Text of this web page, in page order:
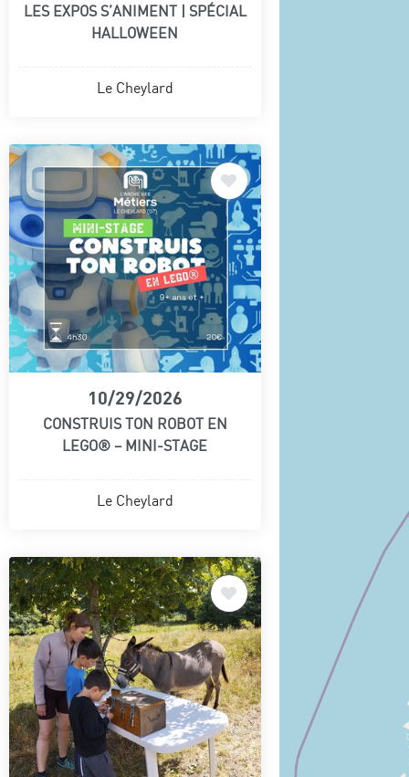
LES EXPOS S’ANIMENT | SPÉCIAL
HALLOWEEN
Le Cheylard
10/29/2026
CONSTRUIS TON ROBOT EN
LEGO® – MINI-STAGE
Le Cheylard